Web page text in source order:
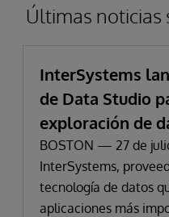
Últimas noticias
InterSystems
de Data Studio
exploración de
y la obtención
BOSTON — 27 de
InterSystems,
tecnología de datos
aplicaciones más